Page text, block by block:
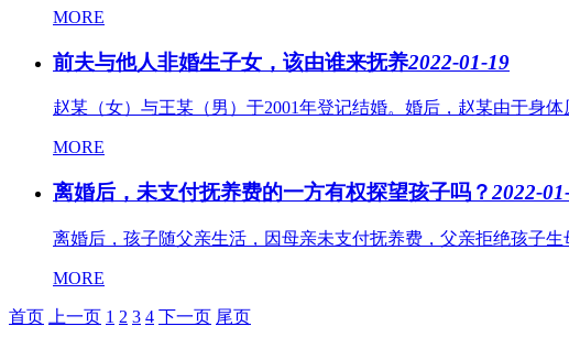
MORE
前夫与他人非婚生子女，该由谁来抚养2022-01-19
赵某（女）与王某（男）于2001年登记结婚。婚后，赵某由于身
MORE
离婚后，未支付抚养费的一方有权探望孩子吗？2022-
离婚后，孩子随父亲生活，因母亲未支付抚养费，父亲拒绝孩子
MORE
首页 上一页 1 2 3 4 下一页 尾页